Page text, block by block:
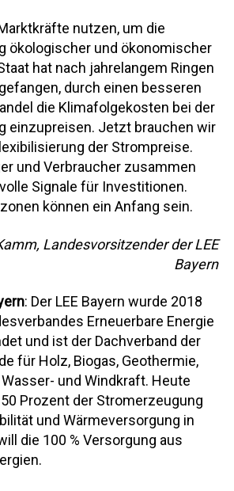
nutzen, um die
ökologischer und ökonomischer
hat nach jahrelangem Ringen
durch einen besseren
die Klimafolgekosten bei der
einzupreisen. Jetzt brauchen wir
der Strompreise.
und Verbraucher zusammen
Signale für Investitionen.
können ein Anfang sein.
Landesvorsitzender der LEE
Bayern
: Der LEE Bayern wurde 2018
Erneuerbare Energie
und ist der Dachverband der
für Holz, Biogas, Geothermie,
Wasser- und Windkraft. Heute
Prozent der Stromerzeugung
und Wärmeversorgung in
die 100 % Versorgung aus